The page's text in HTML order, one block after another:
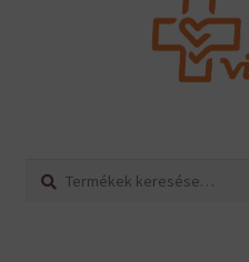
Keresés
Keresés